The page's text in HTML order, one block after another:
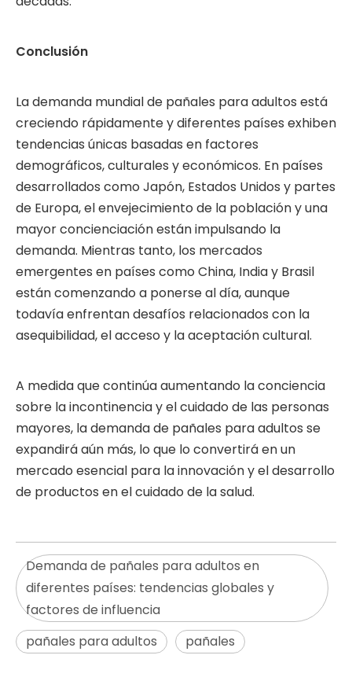
Conclusión
La demanda mundial de pañales para adultos está
creciendo rápidamente y diferentes países exhiben
tendencias únicas basadas en factores
demográficos, culturales y económicos. En países
desarrollados como Japón, Estados Unidos y partes
de Europa, el envejecimiento de la población y una
mayor concienciación están impulsando la
demanda. Mientras tanto, los mercados
emergentes en países como China, India y Brasil
están comenzando a ponerse al día, aunque
todavía enfrentan desafíos relacionados con la
asequibilidad, el acceso y la aceptación cultural.
A medida que continúa aumentando la conciencia
sobre la incontinencia y el cuidado de las personas
mayores, la demanda de pañales para adultos se
expandirá aún más, lo que lo convertirá en un
mercado esencial para la innovación y el desarrollo
de productos en el cuidado de la salud.
Demanda de pañales para adultos en
diferentes países: tendencias globales y
factores de influencia
pañales para adultos
pañales